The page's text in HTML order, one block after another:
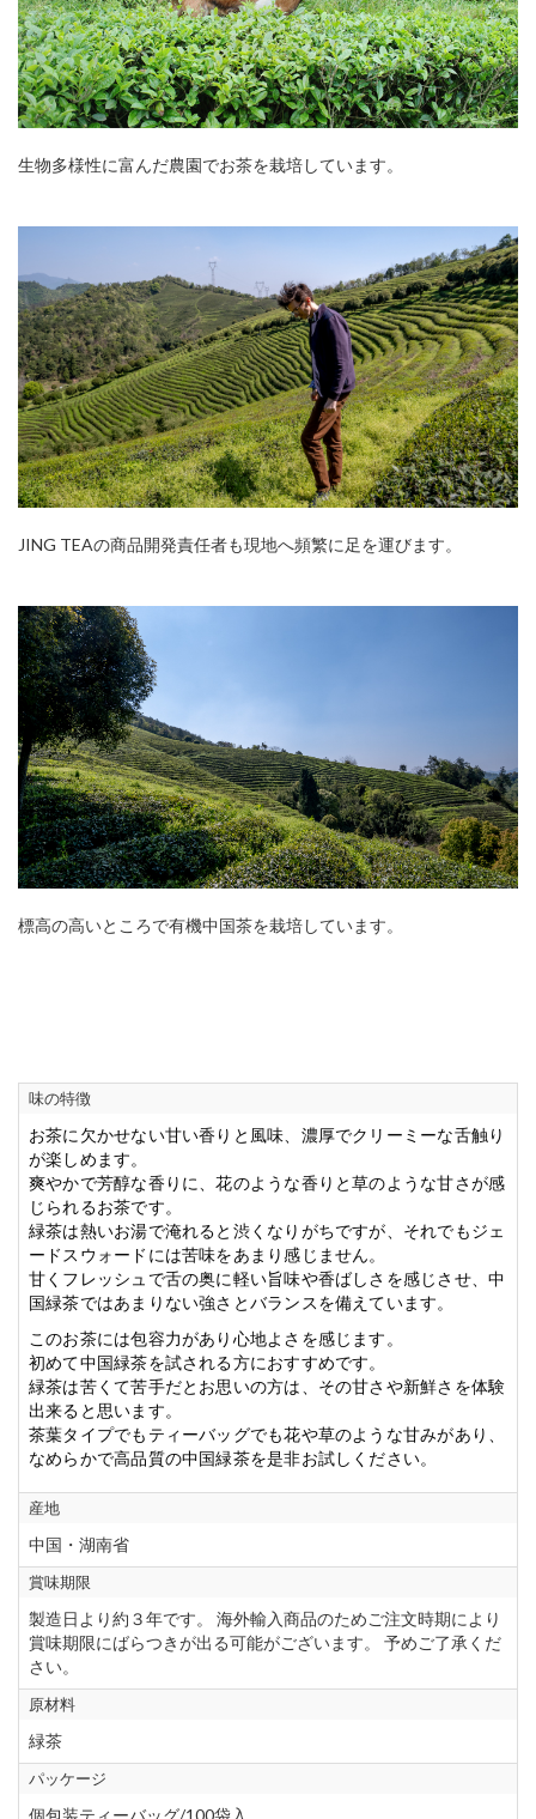
生物多様性に富んだ農園でお茶を栽培しています。
JING TEAの商品開発責任者も現地へ頻繁に足を運びます。
標高の高いところで有機中国茶を栽培しています。
味の特徴
お茶に欠かせない甘い香りと風味、濃厚でクリーミーな舌触り
が楽しめます。
爽やかで芳醇な香りに、花のような香りと草のような甘さが感
じられるお茶です。
緑茶は熱いお湯で淹れると渋くなりがちですが、それでもジェ
ードスウォードには苦味をあまり感じません。
甘くフレッシュで舌の奥に軽い旨味や香ばしさを感じさせ、中
国緑茶ではあまりない強さとバランスを備えています。
このお茶には包容力があり心地よさを感じます。
初めて中国緑茶を試される方におすすめです。
緑茶は苦くて苦手だとお思いの方は、その甘さや新鮮さを体験
出来ると思います。
茶葉タイプでもティーバッグでも花や草のような甘みがあり、
なめらかで高品質の中国緑茶を是非お試しください。
産地
中国・湖南省
賞味期限
製造日より約３年です。 海外輸入商品のためご注文時期により
賞味期限にばらつきが出る可能がございます。 予めご了承くだ
さい。
原材料
緑茶
パッケージ
個包装ティーバッグ/100袋入